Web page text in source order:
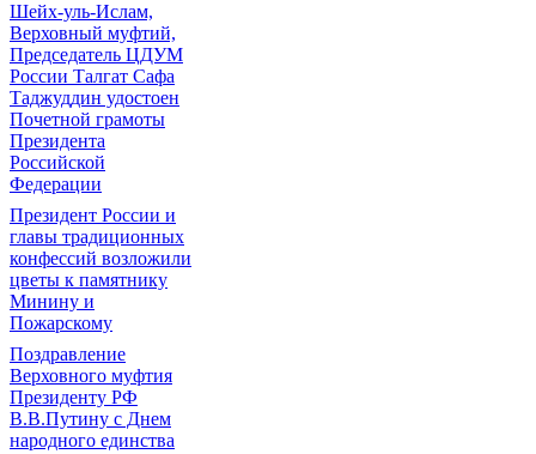
Шейх-уль-Ислам,
Верховный муфтий,
Председатель ЦДУМ
России Талгат Сафа
Таджуддин удостоен
Почетной грамоты
Президента
Российской
Федерации
Президент России и
главы традиционных
конфессий возложили
цветы к памятнику
Минину и
Пожарскому
Поздравление
Верховного муфтия
Президенту РФ
В.В.Путину с Днем
народного единства